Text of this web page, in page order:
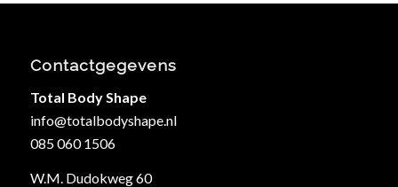
Contactgegevens
Total Body Shape
info@totalbodyshape.nl
085 060 1506
W.M. Dudokweg 60